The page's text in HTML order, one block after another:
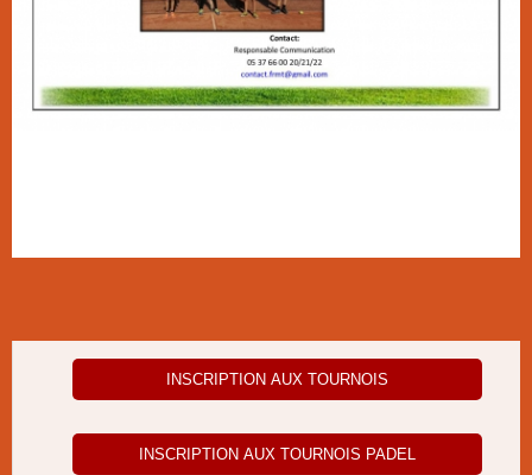
INSCRIPTION AUX TOURNOIS
INSCRIPTION AUX TOURNOIS PADEL